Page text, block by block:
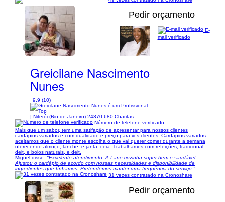
1/5
Pedir orçamento
Greicilane Nascimento
Nunes
9,9 (10)
| Niterói (Rio de Janeiro) 24370-680 Charitas
E-
mail verificado
Número de telefone verificado
Mais que um sabor, tem uma satifação de apresentar para nossos clientes
cardápios variados e com qualidade e preço para vcs clientes. Cardápios variados ,
aceitamos que o cliente monte escolha o que vai querer comer durante a semana
oferecendo almoço, lanche, e janta, ceia. Trabalhamos com refeições, tradicional,
deit, e bolos naturais, e deit.
Miguel disse: "Excelente atendimento. A Lane cozinha super bem e saudável.
Ajustou o cardápio de acordo com nossas necessidades e disponibilidade de
ingredientes que tínhamos. Pretendemos manter uma frequência do serviço."
31 vezes contratado na Cronoshare
Pedir orçamento